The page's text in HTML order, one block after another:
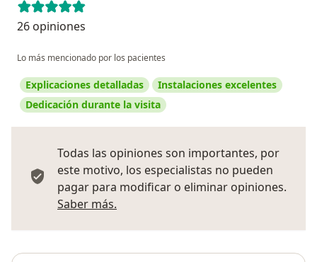
26 opiniones
Lo más mencionado por los pacientes
Explicaciones detalladas
Instalaciones excelentes
Dedicación durante la visita
Todas las opiniones son importantes, por
este motivo, los especialistas no pueden
pagar para modificar o eliminar opiniones.
Saber más.